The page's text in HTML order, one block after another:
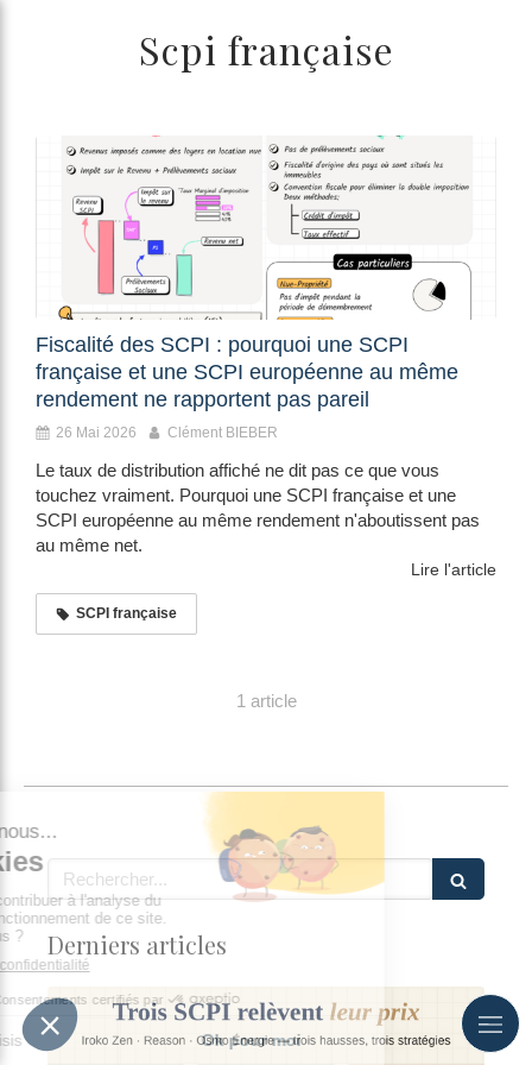
Scpi française
Fiscalité des SCPI : pourquoi une SCPI
française et une SCPI européenne au même
rendement ne rapportent pas pareil
26 Mai 2026 Clément BIEBER
Le taux de distribution affiché ne dit pas ce que vous
touchez vraiment. Pourquoi une SCPI française et une
SCPI européenne au même rendement n'aboutissent pas
au même net.
Lire l'article
SCPI française
1 article
Rechercher
Derniers articles